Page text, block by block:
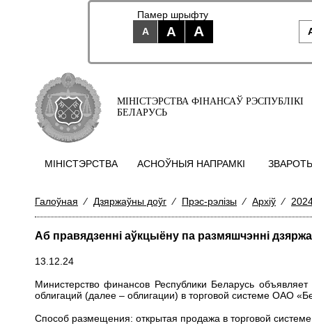
Памер шрыфту
A
A A
МІНІСТЭРСТВА ФІНАНСАЎ РЭСПУБЛІКІ
БЕЛАРУСЬ
МIНIСТЭРСТВА АСНОЎНЫЯ НАПРАМКI
Галоўная ⁄ Дзяржаўны доўг ⁄ Прэс-рэлізы ⁄ Архіў ⁄
Аб правядзенні аўкцыёну па размяшчэнні
13.12.24
Министерство финансов Республики Беларусь
облигаций (далее – облигации) в торговой системе ОАО
Способ размещения: открытая продажа в торговой